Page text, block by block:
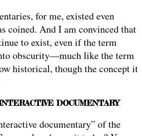
for me, existed even
coined. And I am convinced that
to exist, even if the term
obscurity—much like the term
historical, though the concept it
DOCUMENTARY
documentary” of the